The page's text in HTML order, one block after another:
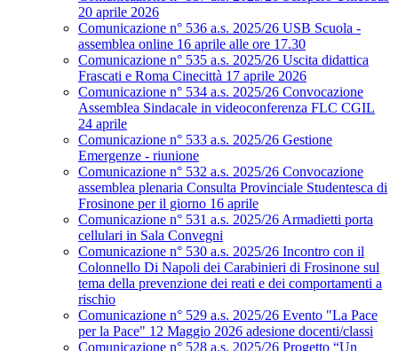
20 aprile 2026
Comunicazione n° 536 a.s. 2025/26 USB Scuola -
assemblea online 16 aprile alle ore 17.30
Comunicazione n° 535 a.s. 2025/26 Uscita didattica
Frascati e Roma Cinecittà 17 aprile 2026
Comunicazione n° 534 a.s. 2025/26 Convocazione
Assemblea Sindacale in videoconferenza FLC CGIL
24 aprile
Comunicazione n° 533 a.s. 2025/26 Gestione
Emergenze - riunione
Comunicazione n° 532 a.s. 2025/26 Convocazione
assemblea plenaria Consulta Provinciale Studentesca di
Frosinone per il giorno 16 aprile
Comunicazione n° 531 a.s. 2025/26 Armadietti porta
cellulari in Sala Convegni
Comunicazione n° 530 a.s. 2025/26 Incontro con il
Colonnello Di Napoli dei Carabinieri di Frosinone sul
tema della prevenzione dei reati e dei comportamenti a
rischio
Comunicazione n° 529 a.s. 2025/26 Evento "La Pace
per la Pace" 12 Maggio 2026 adesione docenti/classi
Comunicazione n° 528 a.s. 2025/26 Progetto “Un